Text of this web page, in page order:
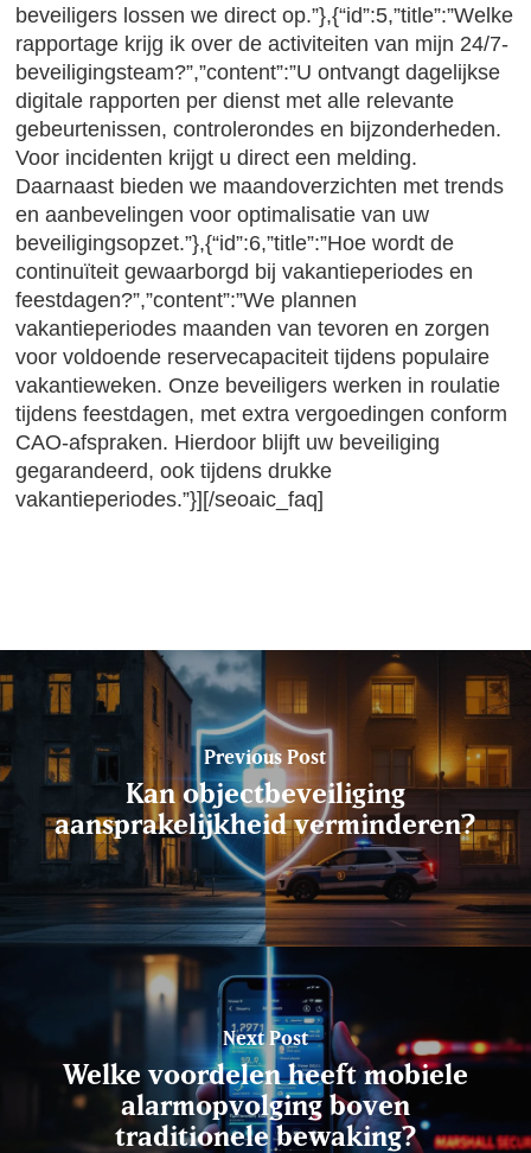
beveiligers lossen we direct op.”},{“id”:5,”title”:”Welke
rapportage krijg ik over de activiteiten van mijn 24/7-
beveiligingsteam?”,”content”:”U ontvangt dagelijkse
digitale rapporten per dienst met alle relevante
gebeurtenissen, controlerondes en bijzonderheden.
Voor incidenten krijgt u direct een melding.
Daarnaast bieden we maandoverzichten met trends
en aanbevelingen voor optimalisatie van uw
beveiligingsopzet.”},{“id”:6,”title”:”Hoe wordt de
continuïteit gewaarborgd bij vakantieperiodes en
feestdagen?”,”content”:”We plannen
vakantieperiodes maanden van tevoren en zorgen
voor voldoende reservecapaciteit tijdens populaire
vakantieweken. Onze beveiligers werken in roulatie
tijdens feestdagen, met extra vergoedingen conform
CAO-afspraken. Hierdoor blijft uw beveiliging
gegarandeerd, ook tijdens drukke
vakantieperiodes.”}][/seoaic_faq]
Previous Post
Kan objectbeveiliging
aansprakelijkheid verminderen?
Next Post
Welke voordelen heeft mobiele
alarmopvolging boven
traditionele bewaking?